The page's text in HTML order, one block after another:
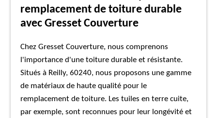
remplacement de toiture durable
avec Gresset Couverture
Chez Gresset Couverture, nous comprenons
l'importance d'une toiture durable et résistante.
Situés à Reilly, 60240, nous proposons une gamme
de matériaux de haute qualité pour le
remplacement de toiture. Les tuiles en terre cuite,
par exemple, sont reconnues pour leur longévité et